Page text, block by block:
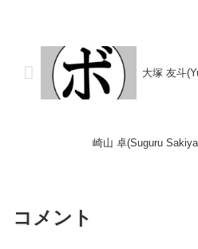
内)1976/0...
大塚 友斗
崎山 卓(Suguru
コメント